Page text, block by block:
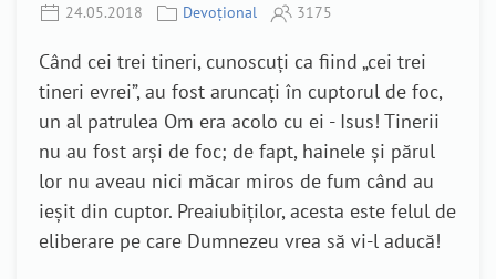
24.05.2018 Devoțional 3175
Când cei trei tineri, cunoscuți ca fiind „cei trei
tineri evrei”, au fost aruncați în cuptorul de foc,
un al patrulea Om era acolo cu ei - Isus! Tinerii
nu au fost arși de foc; de fapt, hainele și părul
lor nu aveau nici măcar miros de fum când au
ieșit din cuptor. Preaiubiţilor, acesta este felul de
eliberare pe care Dumnezeu vrea să vi-l aducă!